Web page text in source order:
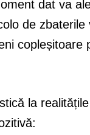
dat va
de zbaterile
copleșitoare
la